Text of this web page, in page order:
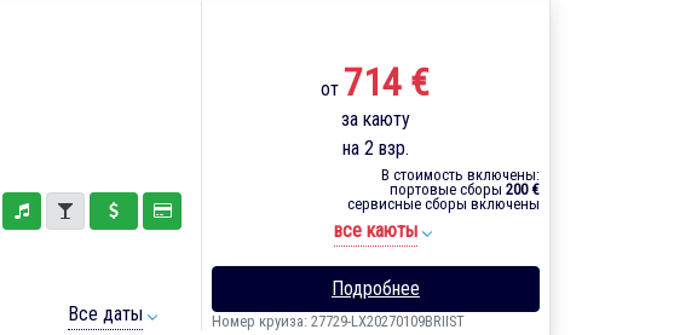
Все даты
от 714 €
за каюту
на 2 взр.
В стоимость включены:
портовые сборы 200 €
сервисные сборы включены
все каюты
Подробнее
Номер круиза: 27729-LX20270109BRIIST